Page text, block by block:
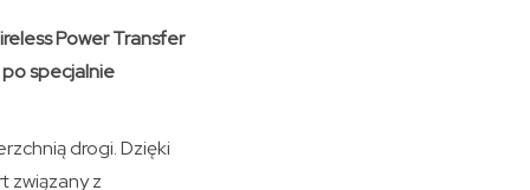
Power Transfer
specjalnie
drogi. Dzięki
związany z